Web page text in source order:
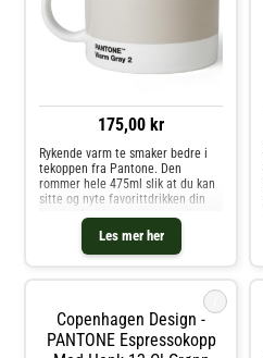
175,00 kr
Les mer her
Rykende varm te smaker bedre i
tekoppen fra Pantone. Den
rommer hele 475ml slik at du kan
sitte og nyte favorittdrikken din
Pantone kan du velge din
personlige farge til
favorittkoppen. Hver kopp er i
Copenhagen Design -
PANTONE Espressokopp